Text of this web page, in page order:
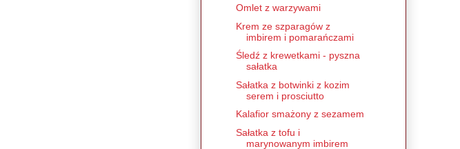
Omlet z warzywami
Krem ze szparagów z
imbirem i pomarańczami
Śledź z krewetkami - pyszna
sałatka
Sałatka z botwinki z kozim
serem i prosciutto
Kalafior smażony z sezamem
Sałatka z tofu i
marynowanym imbirem